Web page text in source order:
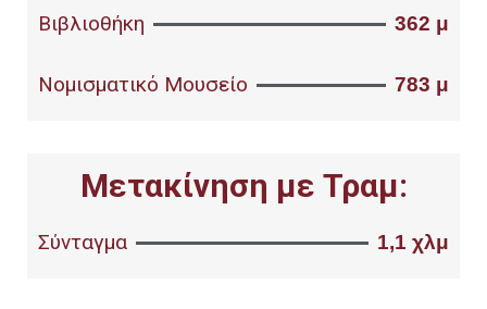
Βιβλιοθήκη 362 μ
Νομισματικό Μουσείο 783 μ
Μετακίνηση με Τραμ:
Σύνταγμα 1,1 χλμ